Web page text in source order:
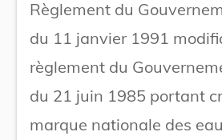
Règlement du
du 11 janvier 1991
règlement du
du 21 juin 1985 portant
marque nationale des